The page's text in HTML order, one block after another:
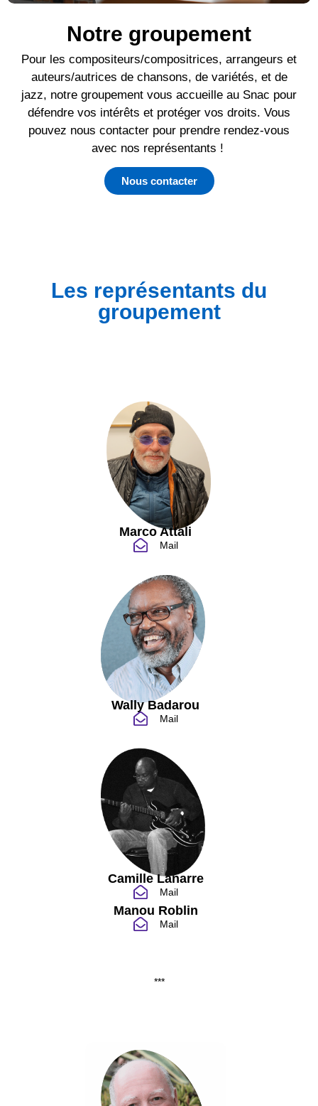
Notre groupement
Pour les compositeurs/compositrices, arrangeurs et
auteurs/autrices de chansons, de variétés, et de
jazz, notre groupement vous accueille au Snac pour
défendre vos intérêts et protéger vos droits. Vous
pouvez nous contacter pour prendre rendez-vous
avec nos représentants !
Nous contacter
Les représentants du
groupement
Marco Attali
Mail
Wally Badarou
Mail
Camille Lanarre
Mail
Manou Roblin
Mail
***